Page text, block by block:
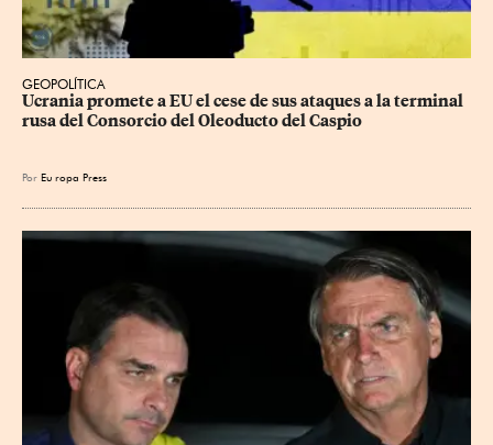
GEOPOLÍTICA
Ucrania promete a EU el cese de sus ataques a la terminal
rusa del Consorcio del Oleoducto del Caspio
Por Eu ropa Press